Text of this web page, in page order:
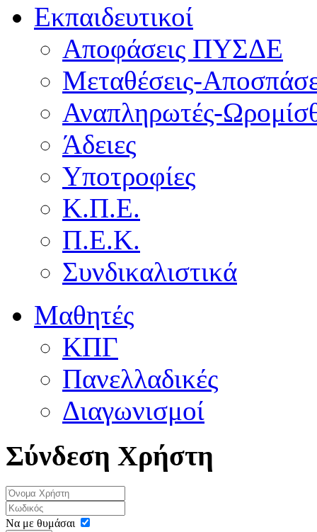
Εκπαιδευτικοί
Αποφάσεις ΠΥΣΔΕ
Μεταθέσεις-
Αναπληρωτές-
Άδειες
Υποτροφίες
Κ.Π.Ε.
Π.Ε.Κ.
Συνδικαλιστικά
Μαθητές
ΚΠΓ
Πανελλαδικές
Διαγωνισμοί
Σύνδεση Χρήστη
Να με θυμάσαι